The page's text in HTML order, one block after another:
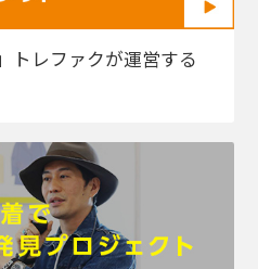
トレファクが運営する